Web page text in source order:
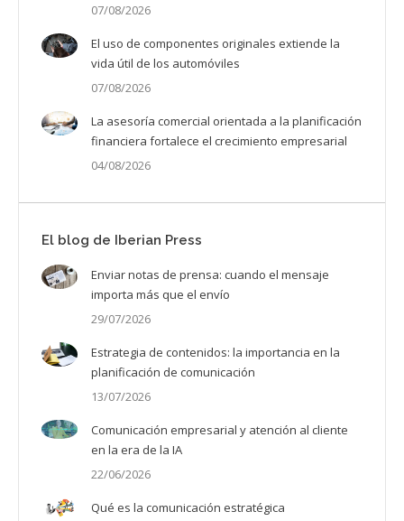
07/08/2026
El uso de componentes originales extiende la
vida útil de los automóviles
07/08/2026
La asesoría comercial orientada a la planificación
financiera fortalece el crecimiento empresarial
04/08/2026
El blog de Iberian Press
Enviar notas de prensa: cuando el mensaje
importa más que el envío
29/07/2026
Estrategia de contenidos: la importancia en la
planificación de comunicación
13/07/2026
Comunicación empresarial y atención al cliente
en la era de la IA
22/06/2026
Qué es la comunicación estratégica